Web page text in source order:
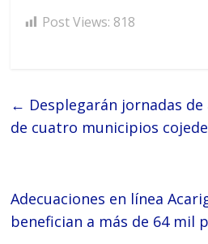
Post Views: 818
← Desplegarán jornadas
de cuatro municipios
Adecuaciones en línea
benefician a más de 64 mil